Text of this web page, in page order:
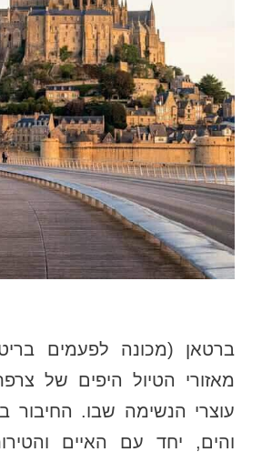
ברטאן (מכונה לפעמים
מאזורי הטיול היפים של
עוצרי הנשימה שבו. החיבור
והים, יחד עם האיים